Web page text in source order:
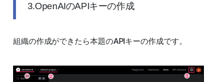
3.OpenAIのAPIキーの作成
組織の作成ができたら本題のAPIキーの作成です。